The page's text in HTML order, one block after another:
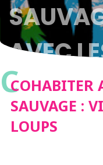
AVEC
CCOHABITER
SAUVAGE :
LOUPS